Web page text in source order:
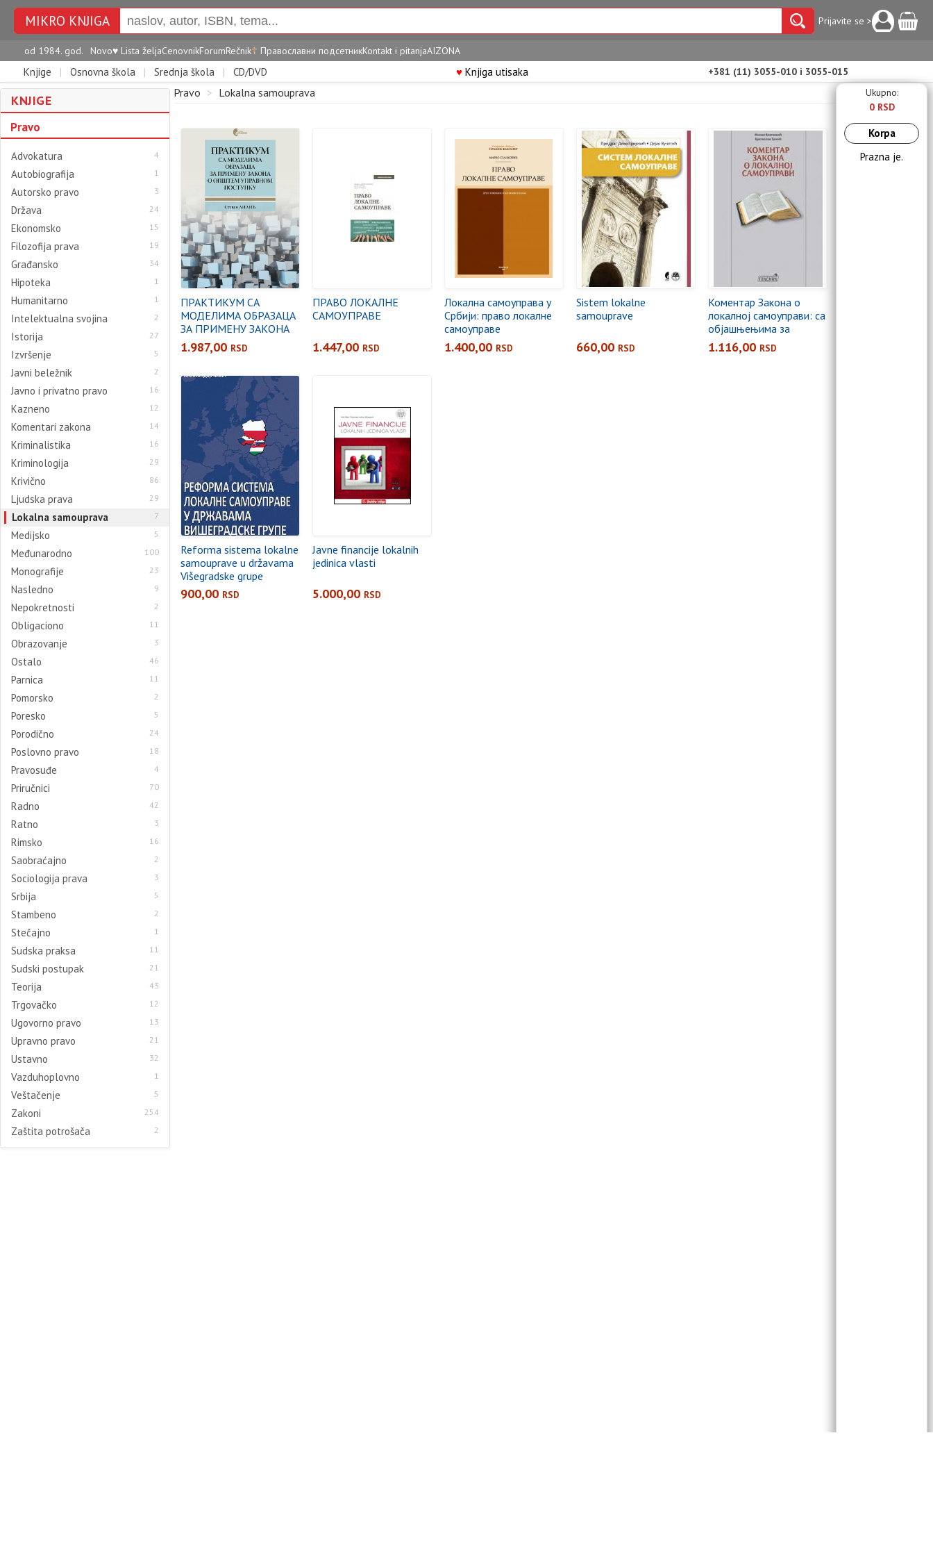
MIKRO KNJIGA Prijavite se >
od 1984. god. Novo♥ Lista željaCenovnikForumRečnik☦ Православни подсетникKontakt i pitanjaAIZONA
Knjige | Osnovna škola | Srednja škola | CD/DVD ♥Knjiga utisaka +381 (11) 3055-010 i 3055-015
KNJIGE
Pravo
Advokatura 4
Autobiografija 1
Autorsko pravo 3
Država 24
Ekonomsko 15
Filozofija prava 19
Građansko 34
Hipoteka 1
Humanitarno 1
Intelektualna svojina 2
Istorija 27
Izvršenje 5
Javni beležnik 2
Javno i privatno pravo 16
Kazneno 12
Komentari zakona 14
Kriminalistika 16
Kriminologija 29
Krivično 86
Ljudska prava 29
Lokalna samouprava 7
Medijsko 5
Međunarodno 100
Monografije 23
Nasledno 9
Nepokretnosti 2
Obligaciono 11
Obrazovanje 3
Ostalo 46
Parnica 11
Pomorsko 2
Poresko 5
Porodično 24
Poslovno pravo 18
Pravosuđe 4
Priručnici 70
Radno 42
Ratno 3
Rimsko 16
Saobraćajno 2
Sociologija prava 3
Srbija 5
Stambeno 2
Stečajno 1
Sudska praksa 11
Sudski postupak 21
Teorija 43
Trgovačko 12
Ugovorno pravo 13
Upravno pravo 21
Ustavno 32
Vazduhoplovno 1
Veštačenje 5
Zakoni 254
Zaštita potrošača 2
Pravo > Lokalna samouprava
ПРАКТИКУМ СА
МОДЕЛИМА ОБРАЗАЦА
ЗА ПРИМЕНУ ЗАКОНА
О ОПШТЕМ УПРАВНОМ
ПОСТУПКУ
1.987,00 RSD
ПРАВО ЛОКАЛНЕ
САМОУПРАВЕ
1.447,00 RSD
Локална самоуправа у
Србији: право локалне
самоуправе
1.400,00 RSD
Sistem lokalne
samouprave
660,00 RSD
Коментар Закона о
локалној самоуправи: са
објашњењима за
примену, судском и
управном праксом
1.116,00 RSD
Reforma sistema lokalne
samouprave u državama
Višegradske grupe
900,00 RSD
Javne financije lokalnih
jedinica vlasti
5.000,00 RSD
Ukupno:
0 RSD
Korpa
Prazna je.